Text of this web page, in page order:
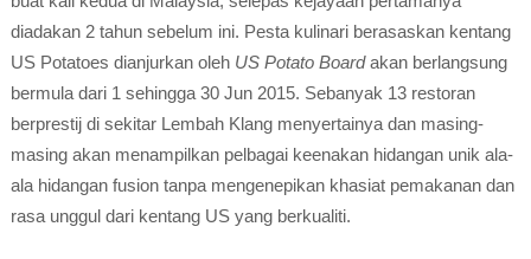
diadakan 2 tahun sebelum ini. Pesta kulinari berasaskan kentang
US Potatoes dianjurkan oleh US Potato Boardakan berlangsung
bermula dari 1 sehingga 30 Jun 2015. Sebanyak 13 restoran
berprestij di sekitar Lembah Klang menyertainya dan masing-
masing akan menampilkan pelbagai keenakan hidangan unik ala-
ala hidangan fusion tanpa mengenepikan khasiat pemakanan dan
rasa unggul dari kentang US yang berkualiti.